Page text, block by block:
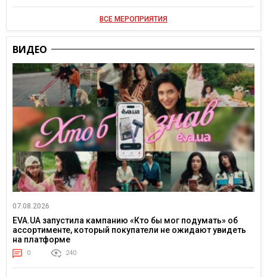
ВСЕ МЕРОПРИЯТИЯ
ВИДЕО
07.08.2026
EVA.UA запустила кампанию «Кто бы мог подумать» об
ассортименте, который покупатели не ожидают увидеть
на платформе
0 240